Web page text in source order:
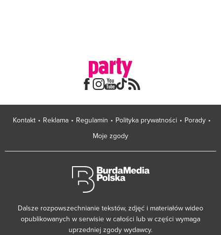
Kontakt Reklama Regulamin Polityka prywatności
Porady
Moje zgody
Dalsze rozpowszechnianie tekstów, zdjęć i materiałów wideo
opublikowanych w serwisie w całości lub w części wymaga
uprzedniej zgody wydawcy.